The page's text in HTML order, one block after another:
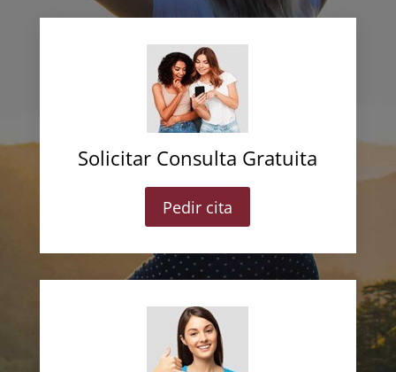
Solicitar Consulta Gratuita
Pedir cita